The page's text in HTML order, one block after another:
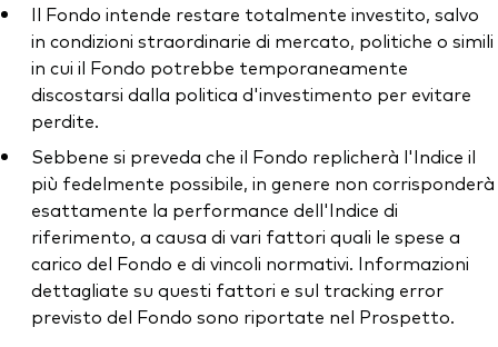
Il Fondo intende restare totalmente investito, salvo
in condizioni straordinarie di mercato, politiche o simili
in cui il Fondo potrebbe temporaneamente
discostarsi dalla politica d'investimento per evitare
perdite.
Sebbene si preveda che il Fondo replicherà l'Indice il
più fedelmente possibile, in genere non corrisponderà
esattamente la performance dell'Indice di
riferimento, a causa di vari fattori quali le spese a
carico del Fondo e di vincoli normativi. Informazioni
dettagliate su questi fattori e sul tracking error
previsto del Fondo sono riportate nel Prospetto.